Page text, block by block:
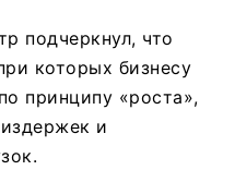
подчеркнул, что
которых бизнесу
принципу «роста»,
и